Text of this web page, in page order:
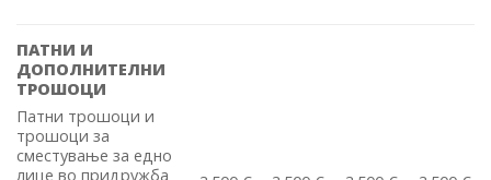
ПАТНИ И
ДОПОЛНИТЕЛНИ
ТРОШОЦИ
Патни трошоци и
трошоци за
сместување за едно
лице во придружба